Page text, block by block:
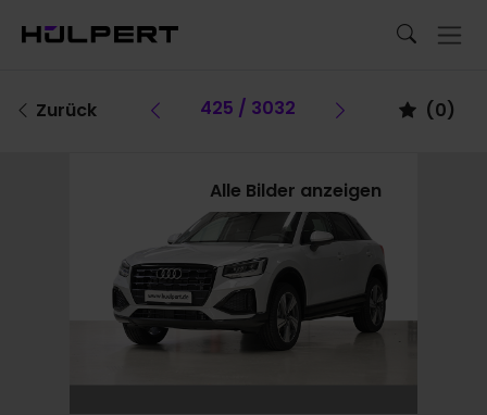
Zurück Vorheriges Fahrzeug
425 / 3032 Vorheriges
(0)
Alle Bilder anzeigen